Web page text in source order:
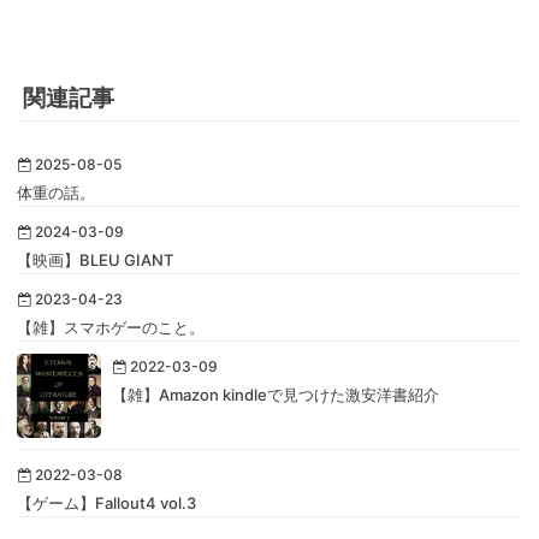
関連記事
2025-08-05
体重の話。
2024-03-09
【映画】BLEU GIANT
2023-04-23
【雑】スマホゲーのこと。
2022-03-09
【雑】Amazon kindleで見つけた激安洋書紹介
2022-03-08
【ゲーム】Fallout4 vol.3